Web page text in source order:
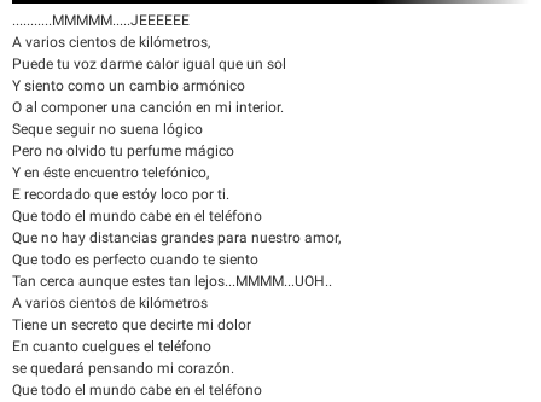
...........MMMMM.....JEEEEEE
A varios cientos de kilómetros,
Puede tu voz darme calor igual que un sol
Y siento como un cambio armónico
O al componer una canción en mi interior.
Seque seguir no suena lógico
Pero no olvido tu perfume mágico
Y en éste encuentro telefónico,
E recordado que estóy loco por ti.
Que todo el mundo cabe en el teléfono
Que no hay distancias grandes para nuestro amor,
Que todo es perfecto cuando te siento
Tan cerca aunque estes tan lejos...MMMM...UOH..
A varios cientos de kilómetros
Tiene un secreto que decirte mi dolor
En cuanto cuelgues el teléfono
se quedará pensando mi corazón.
Que todo el mundo cabe en el teléfono